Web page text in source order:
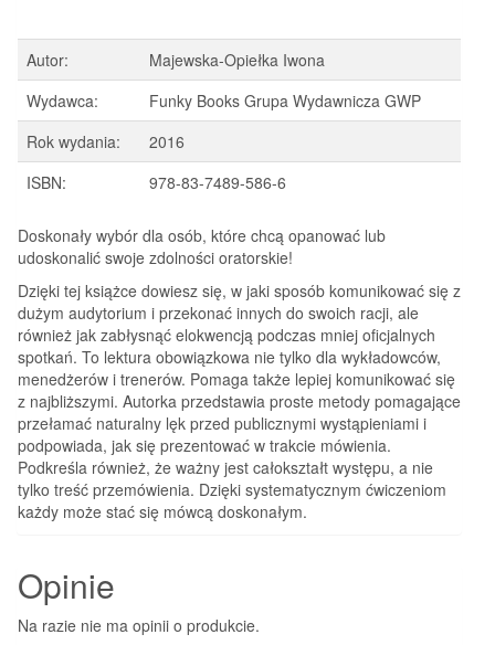
Autor:
Majewska-Opiełka Iwona
Wydawca:
Funky Books Grupa Wydawnicza GWP
Rok wydania:
2016
ISBN:
978-83-7489-586-6
Doskonały wybór dla osób, które chcą opanować lub
udoskonalić swoje zdolności oratorskie!
Dzięki tej książce dowiesz się, w jaki sposób komunikować się z
dużym audytorium i przekonać innych do swoich racji, ale
również jak zabłysnąć elokwencją podczas mniej oficjalnych
spotkań. To lektura obowiązkowa nie tylko dla wykładowców,
menedżerów i trenerów. Pomaga także lepiej komunikować się
z najbliższymi. Autorka przedstawia proste metody pomagające
przełamać naturalny lęk przed publicznymi wystąpieniami i
podpowiada, jak się prezentować w trakcie mówienia.
Podkreśla również, że ważny jest całokształt występu, a nie
tylko treść przemówienia. Dzięki systematycznym ćwiczeniom
każdy może stać się mówcą doskonałym.
Opinie
Na razie nie ma opinii o produkcie.